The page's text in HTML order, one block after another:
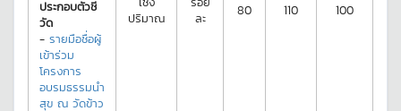
ประกอบตัวชี้
วัด
- รายมือชื่อผู้
เข้าร่วม
โครงการ
อบรมธรรมนำ
สุข ณ วัดข้าว
ปริมาณ
ละ
80 110 100